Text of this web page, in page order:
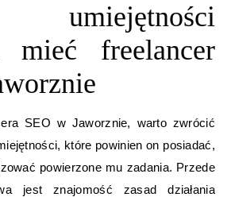
mieć freelancer
SEO w Jaworznie, warto zwrócić
które powinien on posiadać,
powierzone mu zadania. Przede
jest znajomość zasad działania